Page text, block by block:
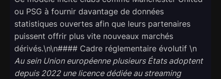
ou PSG à fournir davantage de données
statistiques ouvertes afin que leurs partenaires
puissent offrir plus vite nouveaux marchés
dérivés.\n\n#### Cadre réglementaire évolutif \n
Au sein Union européenne plusieurs États adoptent
depuis 2022 une licence dédiée au streaming